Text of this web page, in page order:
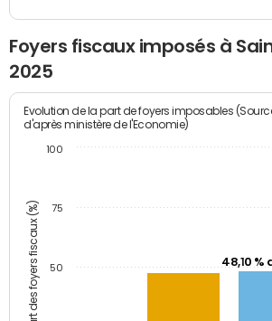
Foyers fiscaux imposés à
2025
Part des foyers fiscaux (%)
Evolution de la part de foyers imposables
d'après ministère de l'Economie)
48,10 %
50
75
100